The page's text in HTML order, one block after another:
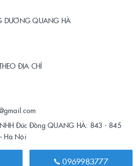
DƯƠNG QUANG HÀ
ĐỊA CHỈ
Đúc Đồng QUANG HÀ: 843 - 845
– Hà Nội
0969983777